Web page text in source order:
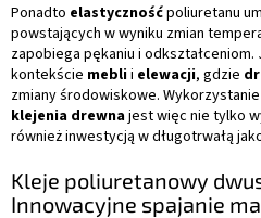
Ponadto elastycznośćpoliuretanu
powstających w wyniku zmian
zapobiega pękaniu i
kontekście meblii elewacji, gdzie
zmiany środowiskowe. Wykorzystanie
klejenia drewnajest więc nie tylko
również inwestycją w długotrwałą
Kleje poliuretanowy
Innowacyjne spajanie